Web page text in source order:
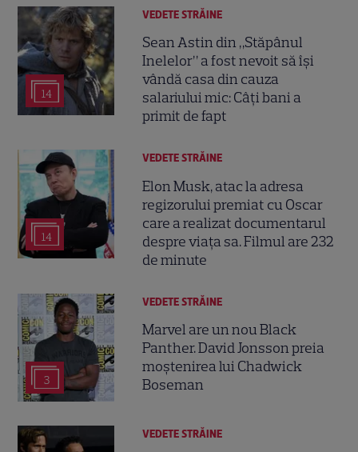
14
VEDETE STRĂINE
Sean Astin din „Stăpânul
Inelelor” a fost nevoit să își
vândă casa din cauza
salariului mic: Câți bani a
primit de fapt
14
VEDETE STRĂINE
Elon Musk, atac la adresa
regizorului premiat cu Oscar
care a realizat documentarul
despre viața sa. Filmul are 232
de minute
3
VEDETE STRĂINE
Marvel are un nou Black
Panther. David Jonsson preia
moștenirea lui Chadwick
Boseman
VEDETE STRĂINE